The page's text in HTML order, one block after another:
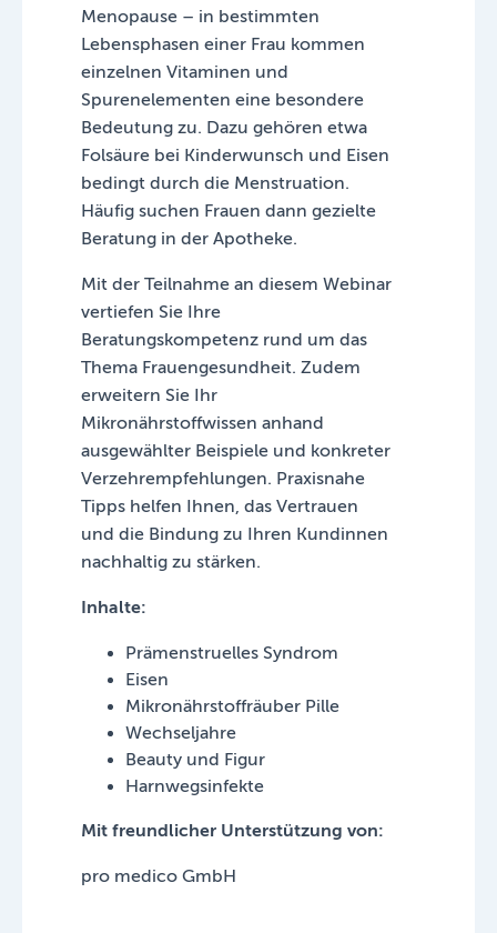
Menopause – in bestimmten
Lebensphasen einer Frau kommen
einzelnen Vitaminen und
Spurenelementen eine besondere
Bedeutung zu. Dazu gehören etwa
Folsäure bei Kinderwunsch und Eisen
bedingt durch die Menstruation.
Häufig suchen Frauen dann gezielte
Beratung in der Apotheke.
Mit der Teilnahme an diesem Webinar
vertiefen Sie Ihre
Beratungskompetenz rund um das
Thema Frauengesundheit. Zudem
erweitern Sie Ihr
Mikronährstoffwissen anhand
ausgewählter Beispiele und konkreter
Verzehrempfehlungen. Praxisnahe
Tipps helfen Ihnen, das Vertrauen
und die Bindung zu Ihren Kundinnen
nachhaltig zu stärken.
Inhalte:
Prämenstruelles Syndrom
Eisen
Mikronährstoffräuber Pille
Wechseljahre
Beauty und Figur
Harnwegsinfekte
Mit freundlicher Unterstützung von:
pro medico GmbH